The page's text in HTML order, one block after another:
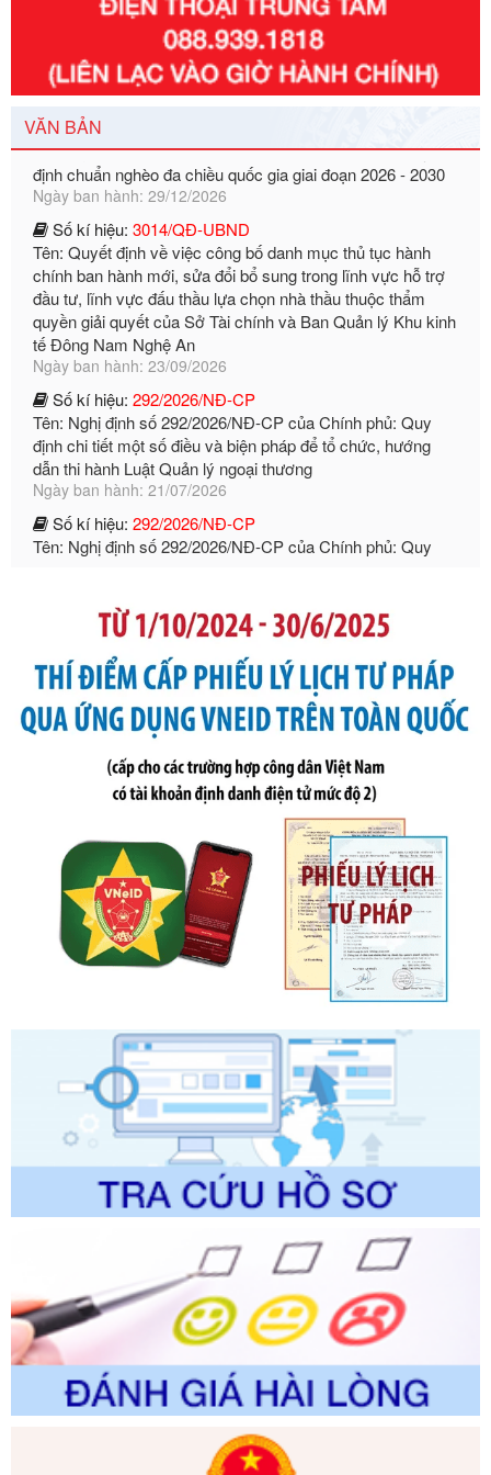
VĂN BẢN
Số kí hiệu:351/2025/NĐ-CP
Tên: Nghị định số 351/2025/NĐ-CP của Chính phủ: Quy
định chuẩn nghèo đa chiều quốc gia giai đoạn 2026 - 2030
Ngày ban hành: 29/12/2026
Số kí hiệu:3014/QĐ-UBND
Tên: Quyết định về việc công bố danh mục thủ tục hành
chính ban hành mới, sửa đổi bổ sung trong lĩnh vực hỗ trợ
đầu tư, lĩnh vực đấu thầu lựa chọn nhà thầu thuộc thẩm
quyền giải quyết của Sở Tài chính và Ban Quản lý Khu kinh
tế Đông Nam Nghệ An
Ngày ban hành: 23/09/2026
Số kí hiệu: 292/2026/NĐ-CP
Tên: Nghị định số 292/2026/NĐ-CP của Chính phủ: Quy
định chi tiết một số điều và biện pháp để tổ chức, hướng
dẫn thi hành Luật Quản lý ngoại thương
Ngày ban hành: 21/07/2026
Số kí hiệu:292/2026/NĐ-CP
Tên: Nghị định số 292/2026/NĐ-CP của Chính phủ: Quy
định chi tiết một số điều và biện pháp để tổ chức, hướng
dẫn thi hành Luật Quản lý ngoại thương
Tên: Thông tư số 105/2026/TT-BTC của Bộ Tài chính: Bãi
bỏ Thông tư số 87/2019/TT- BТC ngày 19 tháng 12 năm
2019 của Bộ trưởng Bộ Tài chính hướng dẫn thực hiện xử
phạt vi phạm hành chính trong lĩnh vực kho bạc nhà nước
Ngày ban hành: 21/07/2026
291/2026/NĐ-CP
Tên: Nghị định số 291/2026/NĐ-CP của Chính phủ: Sửa
đổi, bổ sung một số điều của Nghị định số 125/2020/NĐ-СР
ngày 19 tháng 10 năm 2020 của Chính phủ quy định xử
phạt vi phạm hành chính về thuế, hóa đơn được sửa đổi, bổ
sung bởi Nghị định số 102/2021/NĐ-CP
Ngày ban hành: 20/07/2026
Số kí hiệu:2303/QĐ-UBND
Tên: Quyết định công bố Danh mục thủ tục hành chính mới
ban hành, được sửa đổi, bổ sung, bị bãi bỏ và phê duyệt
Quy trình nội bộ, quy trình điện tử giải quyết thủ tục hành
chính trong một số lĩnh vực thuộc phạm vi chức năng quản
lý của Sở Văn hóa, Thể tha
Ngày ban hành: 01/06/2026
Số kí hiệu:2304/QĐ-UBND
Tên: Quyết định công bố Danh mục thủ tục hành chính
được sửa đổi, bổ sung và phê duyệt Quy trình nội bộ, quy
trình điện tử giải quyết thủ tục hành chính trong lĩnh vực Du
lịch thuộc phạm vi chức năng quản lý của Sở Văn hóa, Thể
thao và Du lịch
Ngày ban hành: 01/06/2026
2310/QĐ-UBND
Tên: Về việc công bố Danh mục thủ tục hành chính sửa
đổi, bổ sung và phê duyệt Quy trình nội bộ, quy trình điện tử
trong giải quyết thủtục hành chính lĩnh vực biến đổi khí hậu
thuộc phạm vi giải quyết của Sở Nông nghiệp và Môi
trường
Ngày ban hành: 01/06/2026
Tên: V/v công bố danh mục thủ tục hành chính được sửa